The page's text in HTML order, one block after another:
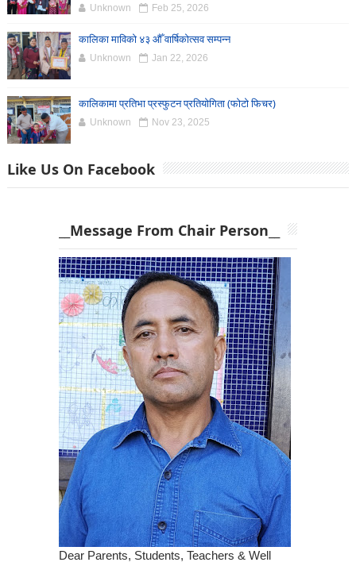
Unknown Feb 25, 2026
कालिका माविको ४३ औँ वार्षिकोत्सव सम्पन्न
Unknown Jan 22, 2026
कालिकामा प्रतिभा प्रस्फुटन प्रतियोगिता (फोटो फिचर)
Unknown Nov 23, 2025
Like Us On Facebook
__Message From Chair Person__
Dear Parents, Students, Teachers & Well